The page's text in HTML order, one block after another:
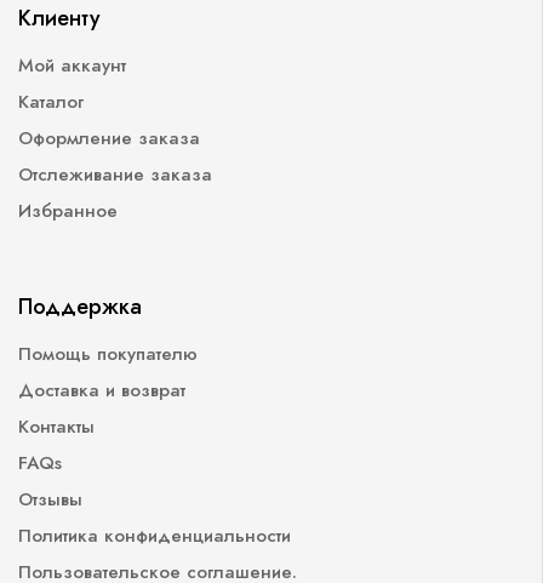
Клиенту
Мой аккаунт
Каталог
Оформление заказа
Отслеживание заказа
Избранное
Поддержка
Помощь покупателю
Доставка и возврат
Контакты
FAQs
Отзывы
Политика конфиденциальности
Пользовательское соглашение.